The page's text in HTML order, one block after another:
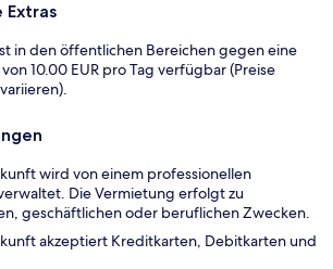
Extras
in den öffentlichen Bereichen gegen eine
10.00 EUR pro Tag verfügbar (Preise
wird von einem professionellen
Die Vermietung erfolgt zu
geschäftlichen oder beruflichen Zwecken.
akzeptiert Kreditkarten, Debitkarten und